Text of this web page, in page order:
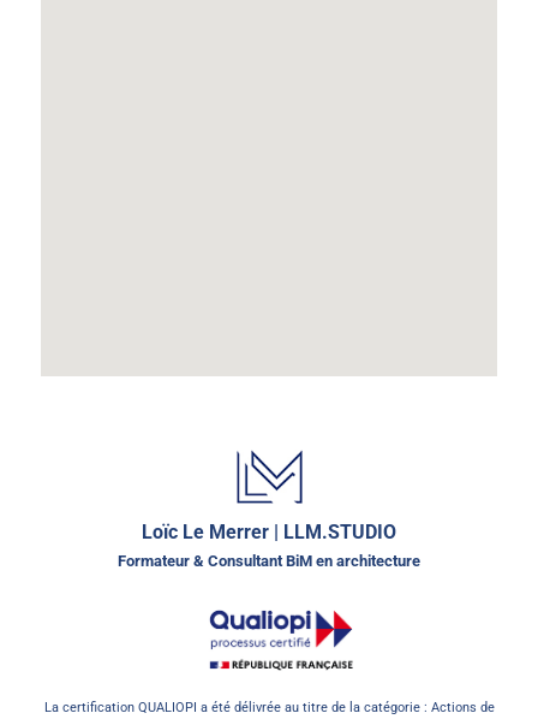
Loïc Le Merrer | LLM.STUDIO
Formateur & Consultant BiM en architecture
La certification QUALIOPI a été délivrée au titre de la catégorie : Actions de